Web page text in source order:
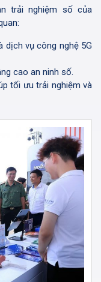
trải nghiệm số của
dịch vụ công nghệ 5G
cao an ninh số.
tối ưu trải nghiệm và